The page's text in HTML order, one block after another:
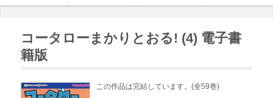
コータローまかりとおる! (4) 電子書
籍版
この作品は完結しています。(全59巻)